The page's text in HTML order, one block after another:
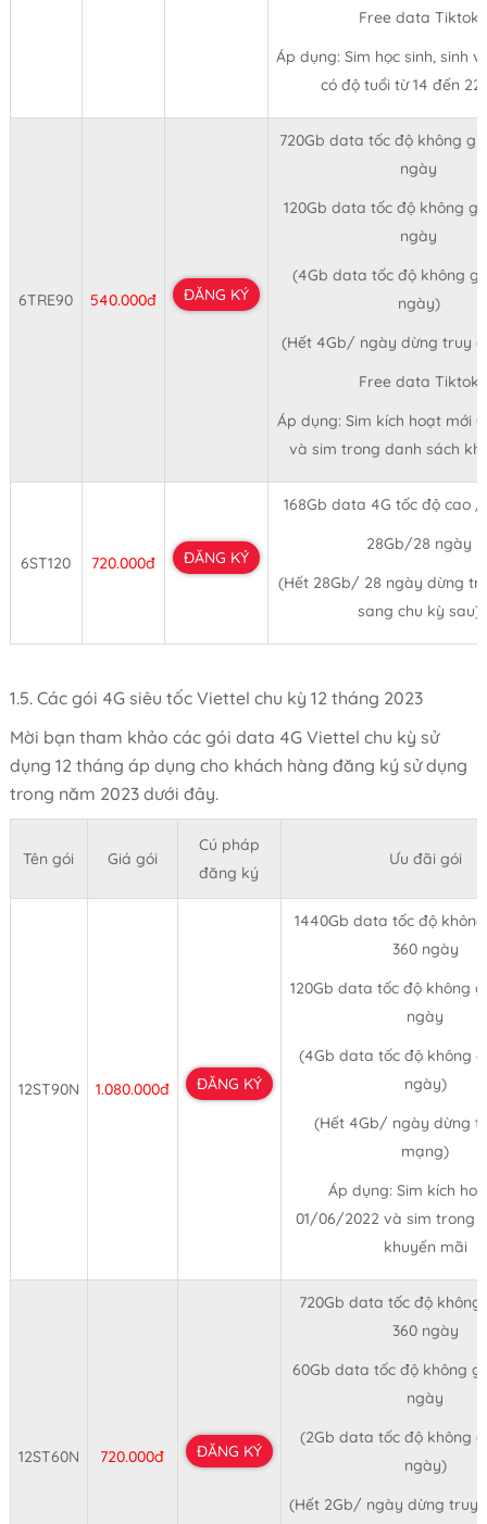
Free data Tiktok
Áp dụng: Sim học sinh, sinh
có độ tuổi từ 14 đến 22
6TRE90 540.000đ ĐĂNG KÝ
720Gb data tốc độ không
ngày
120Gb data tốc độ không
ngày
(4Gb data tốc độ không
ngày)
(Hết 4Gb/ ngày dừng truy
Free data Tiktok
Áp dụng: Sim kích hoạt mới
và sim trong danh sách
6ST120 720.000đ ĐĂNG KÝ
168Gb data 4G tốc độ cao /
28Gb/28 ngày
(Hết 28Gb/ 28 ngày dừng
sang chu kỳ sau)
1.5. Các gói 4G siêu tốc Viettel chu kỳ 12 tháng 2023
Mời bạn tham khảo các gói data 4G Viettel chu kỳ sử
dụng 12 tháng áp dụng cho khách hàng đăng ký sử dụng
trong năm 2023 dưới đây.
Tên gói Giá gói
Cú pháp
đăng ký
Ưu đãi gói
12ST90N 1.080.000đ ĐĂNG KÝ
1440Gb data tốc độ
360 ngày
120Gb data tốc độ không
ngày
(4Gb data tốc độ không
ngày)
(Hết 4Gb/ ngày dừng
mạng)
Áp dụng: Sim kích
01/06/2022 và sim trong
khuyến mãi
12ST60N 720.000đ ĐĂNG KÝ
720Gb data tốc độ
360 ngày
60Gb data tốc độ không
ngày
(2Gb data tốc độ không
ngày)
(Hết 2Gb/ ngày dừng truy